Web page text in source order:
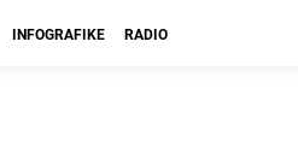
INFOGRAFIKE RADIO